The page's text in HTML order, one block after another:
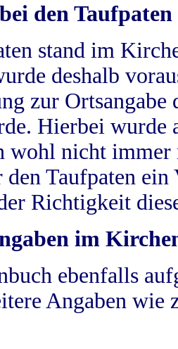
den Taufpaten
stand im
deshalb
zur
Hierbei wurde
wohl nicht
den Taufpaten
Richtigkeit
im
ebenfalls
Angaben wie